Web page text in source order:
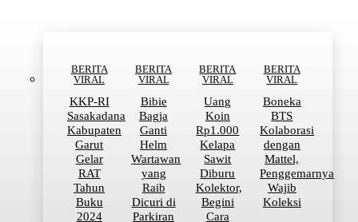
BERITA
VIRAL
KKP-RI
Sasakadana
Kabupaten
Garut
Gelar
RAT
Tahun
Buku
2024
BERITA
VIRAL
Bibie
Bagja
Ganti
Helm
Wartawan
yang
Raib
Dicuri di
Parkiran
BERITA
VIRAL
Uang
Koin
Rp1.000
Kelapa
Sawit
Diburu
Kolektor,
Begini
Cara
BERITA
VIRAL
Boneka
BTS
Kolaborasi
dengan
Mattel,
Penggemarnya
Wajib
Koleksi